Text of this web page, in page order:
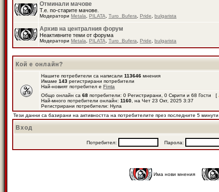
Отминали мачове
Т.е. по-старите мачове.
Модератори Metala PILATA Turo_Bufera Pride bulgarista
Архив на централния форум
Неактивните теми от форума
Модератори Metala PILATA Turo_Bufera Pride bulgarista
Кой е онлайн?
Нашите потребители са написали 113646 мнения
Имаме 143 регистрирани потребители
Най-новият потребител е Finta
Общо онлайн са 68 потребители: 0 Регистрирани, 0 Скрити и 68 Гости [
Най-много потребители онлайн: 1160 , на Чет 23 Окт, 2025 3:37
Регистрирани потребители: Нула
Тези данни са базирани на активността на потребителите през последните 5 минути
Вход
Потребител: Парола:
Има нови мнения